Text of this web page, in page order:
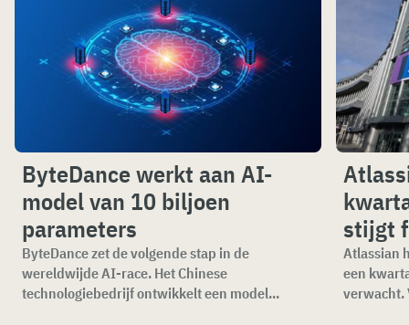
ByteDance werkt aan AI-
model van 10 biljoen
parameters
ByteDance zet de volgende stap in de
wereldwijde AI-race. Het Chinese
technologiebedrijf ontwikkelt een model...
stijgt
Atlassian
een
verwacht.